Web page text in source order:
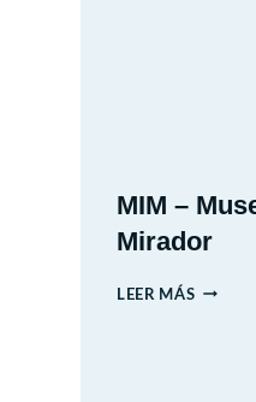
MIM –
Mirador
LEER MÁSMIM